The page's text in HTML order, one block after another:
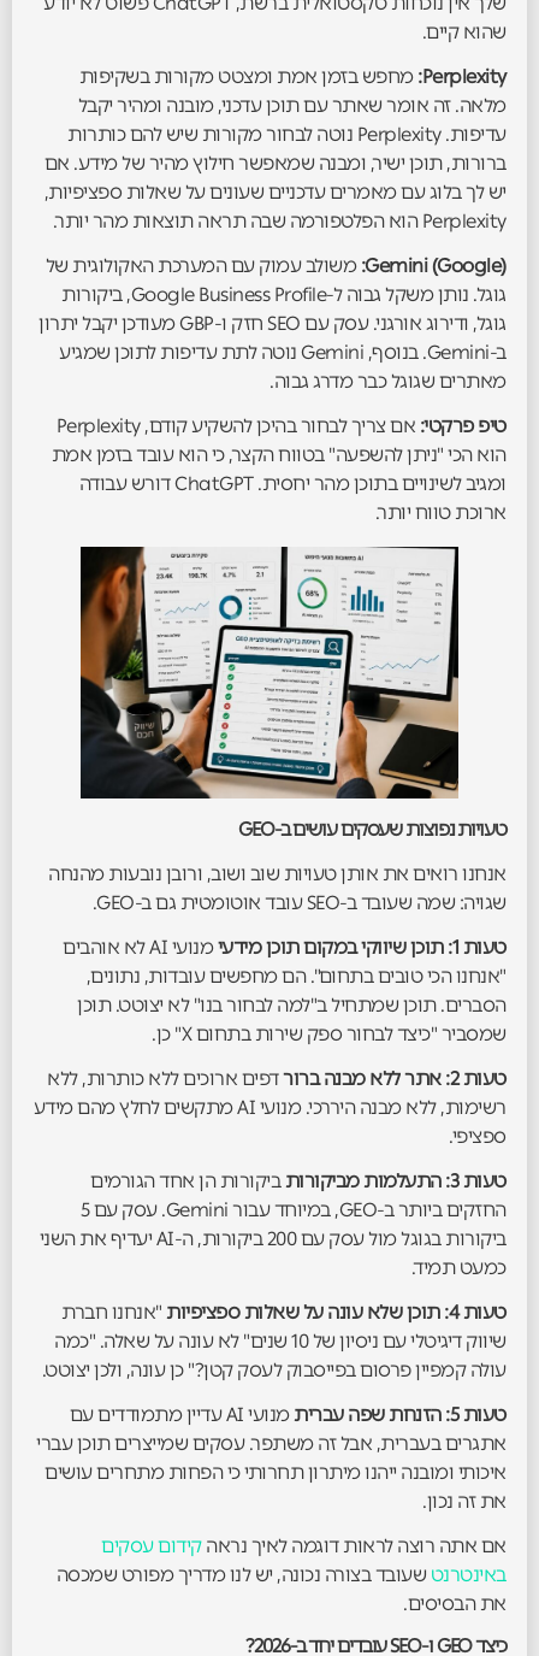
שהוא קיים.
Perplexity: מחפש בזמן אמת ומצטט מקורות בשקיפות
מלאה. זה אומר שאתר עם תוכן עדכני, מובנה ומהיר יקבל
עדיפות. Perplexity נוטה לבחור מקורות שיש להם כותרות
ברורות, תוכן ישיר, ומבנה שמאפשר חילוץ מהיר של מידע. אם
יש לך בלוג עם מאמרים עדכניים שעונים על שאלות ספציפיות,
Perplexity הוא הפלטפורמה שבה תראה תוצאות מהר יותר.
Gemini (Google): משולב עמוק עם המערכת האקולוגית של
גוגל. נותן משקל גבוה ל-Google Business Profile, ביקורות
גוגל, ודירוג אורגני. עסק עם SEO חזק ו-GBP מעודכן יקבל יתרון
ב-Gemini. בנוסף, Gemini נוטה לתת עדיפות לתוכן שמגיע
מאתרים שגוגל כבר מדרג גבוה.
טיפ פרקטי:
אם צריך לבחור בהיכן להשקיע קודם, Perplexity
הוא הכי "ניתן להשפעה" בטווח הקצר, כי הוא עובד בזמן אמת
ומגיב לשינויים בתוכן מהר יחסית. ChatGPT דורש עבודה
ארוכת טווח יותר.
טעויות נפוצות שעסקים עושים ב-GEO
אנחנו רואים את אותן טעויות שוב ושוב, ורובן נובעות מהנחה
שגויה: שמה שעובד ב-SEO עובד אוטומטית גם ב-GEO.
טעות 1: תוכן שיווקי במקום תוכן מידעי
מנועי AI לא אוהבים
"אנחנו הכי טובים בתחום". הם מחפשים עובדות, נתונים,
הסברים. תוכן שמתחיל ב"למה לבחור בנו" לא יצוטט. תוכן
שמסביר "כיצד לבחור ספק שירות בתחום X" כן.
טעות 2: אתר ללא מבנה ברור
דפים ארוכים ללא כותרות, ללא
רשימות, ללא מבנה היררכי. מנועי AI מתקשים לחלץ מהם מידע
ספציפי.
טעות 3: התעלמות מביקורות
ביקורות הן אחד הגורמים
החזקים ביותר ב-GEO, במיוחד עבור Gemini. עסק עם 5
ביקורות בגוגל מול עסק עם 200 ביקורות, ה-AI יעדיף את השני
כמעט תמיד.
טעות 4: תוכן שלא עונה על שאלות ספציפיות
"אנחנו חברת
שיווק דיגיטלי עם ניסיון של 10 שנים" לא עונה על שאלה. "כמה
עולה קמפיין פרסום בפייסבוק לעסק קטן?" כן עונה, ולכן יצוטט.
טעות 5: הזנחת שפה עברית
מנועי AI עדיין מתמודדים עם
אתגרים בעברית, אבל זה משתפר. עסקים שמייצרים תוכן עברי
איכותי ומובנה ייהנו מיתרון תחרותי כי הפחות מתחרים עושים
את זה נכון.
אם אתה רוצה לראות דוגמה לאיך נראהקידום עסקים
באינטרנט שעובד בצורה נכונה, יש לנו מדריך מפורט שמכסה
את הבסיסים.
כיצד GEO ו-SEO עובדים יחד ב-2026?